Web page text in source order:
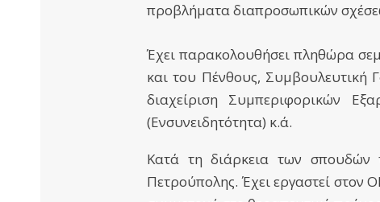
προβλήματα διαπροσωπικών
Έχει παρακολουθήσει πληθώρα
και του Πένθους, Συμβουλευτική
διαχείριση Συμπεριφορικών
(Ενσυνειδητότητα) κ.ά.
Κατά τη διάρκεια των σπουδών
Πετρούπολης. Έχει εργαστεί στον